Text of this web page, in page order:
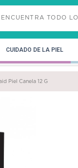
CUIDADO DE LA PIEL
Piel Canela 12 G